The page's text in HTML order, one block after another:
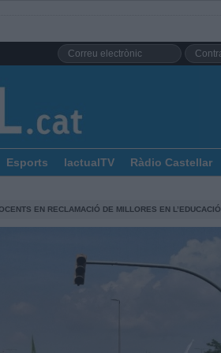
Esports lactualTV Ràdio Castellar
EN RECLAMACIÓ DE MILLORES EN L’EDUCACIÓ